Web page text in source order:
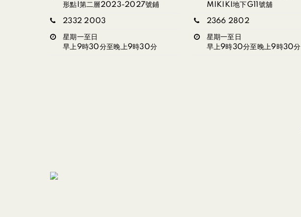
形點I第二層2023-2027號鋪
2332 2003
星期一至日
早上9時30分至晚上9時30分
MIKIKI地下G11號舖
2366 2802
星期一至日
早上9時30分至晚上9時30分